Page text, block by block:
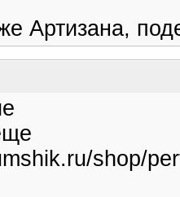
Артизана,
shop/